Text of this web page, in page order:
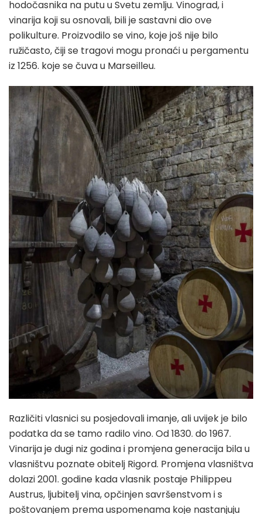
hodočasnika na putu u Svetu zemlju. Vinograd, i
vinarija koji su osnovali, bili je sastavni dio ove
polikulture. Proizvodilo se vino, koje još nije bilo
ružičasto, čiji se tragovi mogu pronaći u pergamentu
iz 1256. koje se čuva u Marseilleu.
Različiti vlasnici su posjedovali imanje, ali uvijek je bilo
podatka da se tamo radilo vino. Od 1830. do 1967.
Vinarija je dugi niz godina i promjena generacija bila u
vlasništvu poznate obitelj Rigord. Promjena vlasništva
dolazi 2001. godine kada vlasnik postaje Philippeu
Austrus, ljubitelj vina, opčinjen savršenstvom i s
poštovanjem prema uspomenama koje nastanjuju